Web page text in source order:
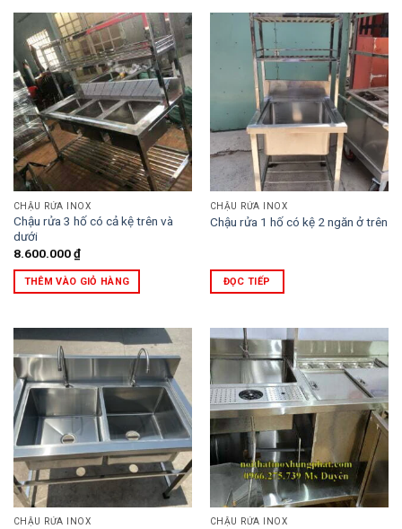
CHẬU RỬA INOX
Chậu rửa 3 hố có cả kệ trên và
dưới
8.600.000₫
THÊM VÀO GIỎ HÀNG
CHẬU RỬA INOX
Chậu rửa 1 hố có kệ 2 ngăn ở trên
ĐỌC TIẾP
CHẬU RỬA INOX CHẬU RỬA INOX